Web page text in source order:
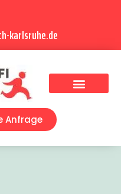
karlsruhe.de
Anfrage